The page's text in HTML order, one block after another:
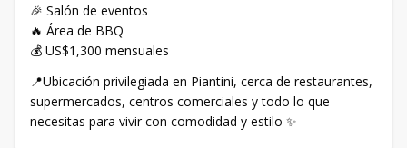
🎉 Salón de eventos
🔥 Área de BBQ
💰 US$1,300 mensuales
📍Ubicación privilegiada en Piantini, cerca de restaurantes,
supermercados, centros comerciales y todo lo que
necesitas para vivir con comodidad y estilo ✨